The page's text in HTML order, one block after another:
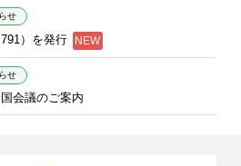
せ
）を発行
せ
会議のご案内